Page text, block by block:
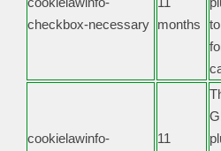
checkbox-necessary months
cookielawinfo-
11